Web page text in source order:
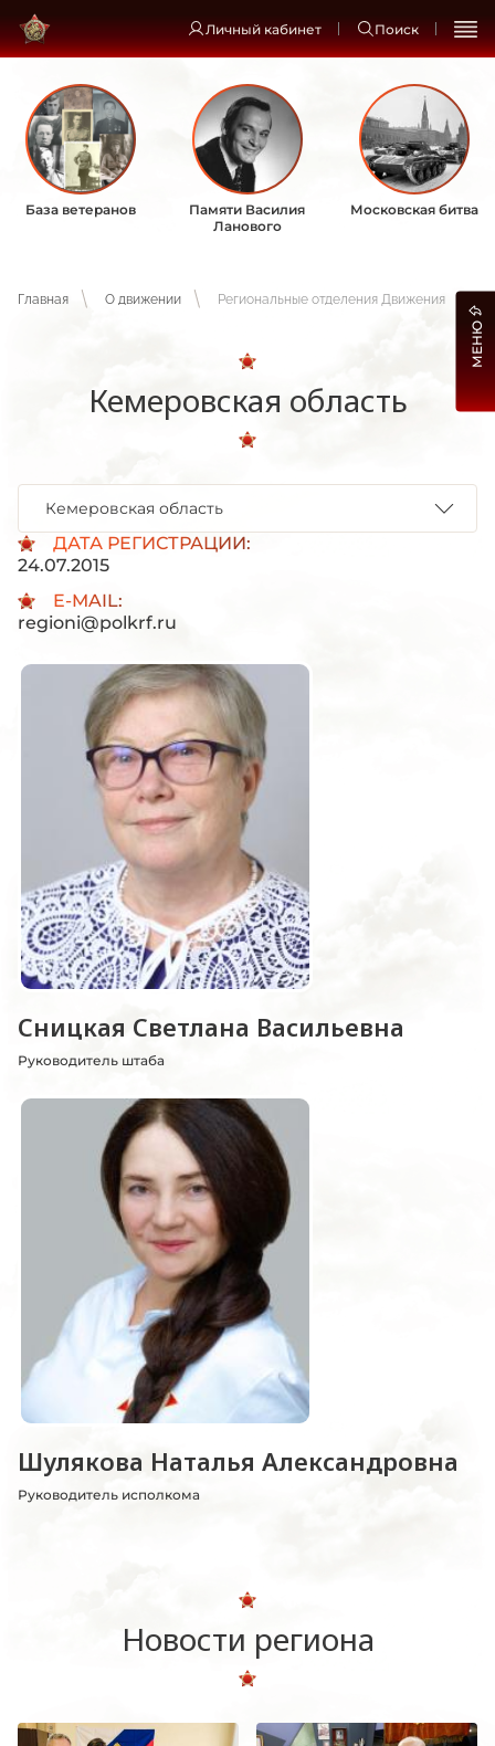
Личный кабинет Поиск
База ветеранов
Памяти Василия
Ланового
Московская битва
Главная О движении Региональные отделения Движения
Кемеровская область
ДАТА РЕГИСТРАЦИИ:
24.07.2015
E-MAIL:
regioni@polkrf.ru
Кемеровская область
Сницкая Светлана Васильевна
Руководитель штаба
Шулякова Наталья Александровна
Руководитель исполкома
Новости региона
МЕНЮ